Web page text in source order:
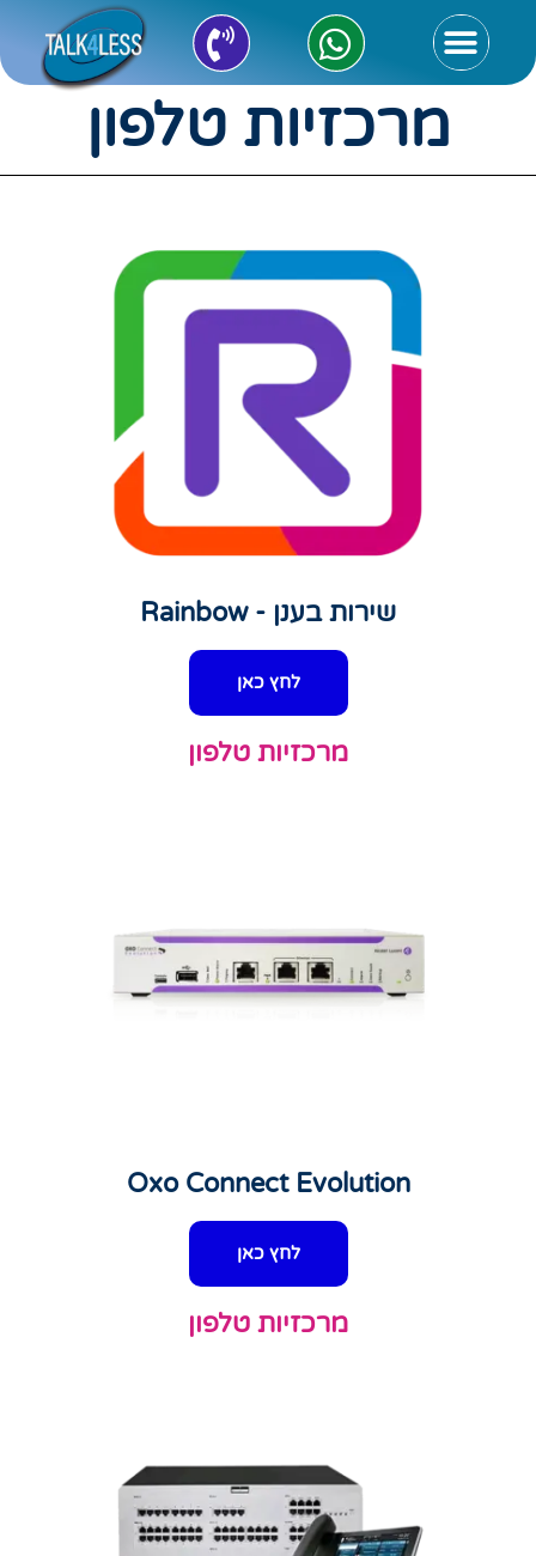
מרכזיות טלפון
שירות בענן - Rainbow
לחץ כאן
מרכזיות טלפון
Oxo Connect Evolution
לחץ כאן
מרכזיות טלפון